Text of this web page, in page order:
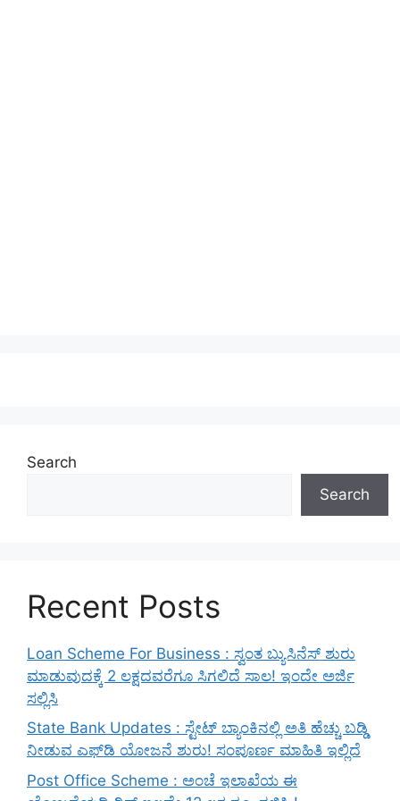
Search
Search
Recent Posts
Loan Scheme For Business : ಸ್ವಂತ ಬ್ಯುಸಿನೆಸ್ ಶುರು
ಮಾಡುವುದಕ್ಕೆ 2 ಲಕ್ಷದವರೆಗೂ ಸಿಗಲಿದೆ ಸಾಲ! ಇಂದೇ ಅರ್ಜಿ
ಸಲ್ಲಿಸಿ
State Bank Updates : ಸ್ಟೇಟ್ ಬ್ಯಾಂಕಿನಲ್ಲಿ ಅತಿ ಹೆಚ್ಚು ಬಡ್ಡಿ
ನೀಡುವ ಎಫ್‌ಡಿ ಯೋಜನೆ ಶುರು! ಸಂಪೂರ್ಣ ಮಾಹಿತಿ ಇಲ್ಲಿದೆ
Post Office Scheme : ಅಂಚೆ ಇಲಾಖೆಯ ಈ